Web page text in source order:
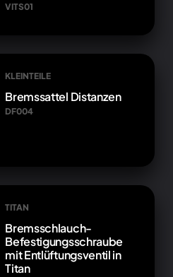
VITS01
KLEINTEILE
Bremssattel Distanzen
DF004
TITAN
Bremsschlauch-
Befestigungsschraube
mit Entlüftungsventil in
Titan